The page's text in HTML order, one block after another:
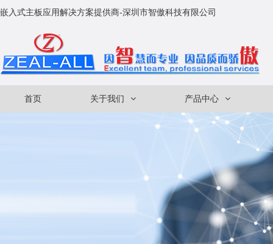
嵌入式主板应用解决方案提供商-深圳市智傲科技有限公司
首页 关于我们 产品中心